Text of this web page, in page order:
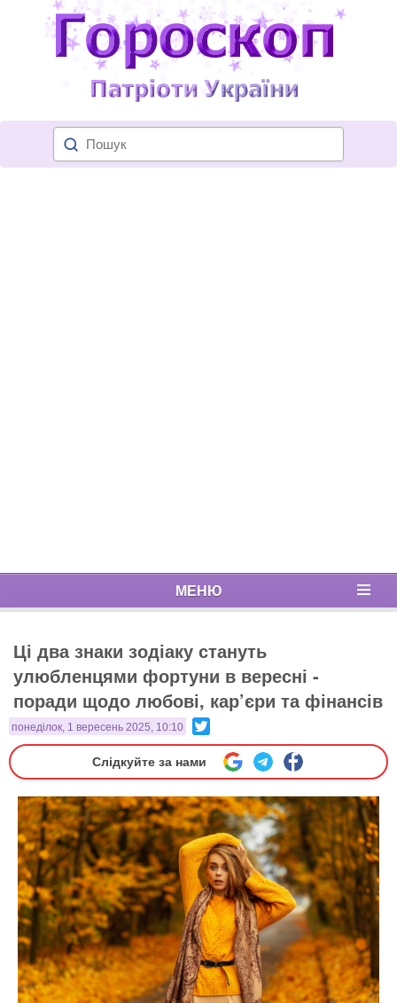
МЕНЮ
Ці два знаки зодіаку стануть
улюбленцями фортуни в вересні -
поради щодо любові, кар’єри та фінансів
понеділок, 1 вересень 2025, 10:10
Слідкуйте за нами